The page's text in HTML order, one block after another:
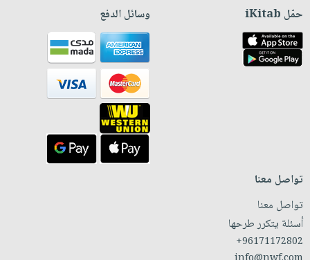
حمّل iKitab وسائل الدفع
تواصل معنا
تواصل معنا
أسئلة يتكرر طرحها
+96171172802